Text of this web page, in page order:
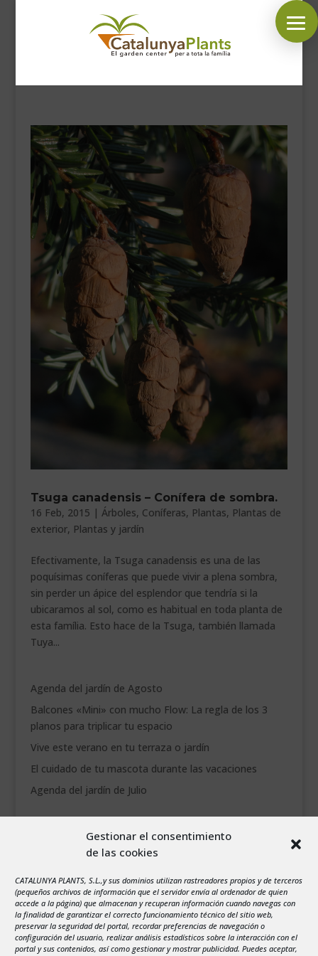
Gestionar el consentimiento
de las cookies
CATALUNYA PLANTS, S.L.,y sus dominios utilizan rastreadores propios y de terceros
(pequeños archivos de información que el servidor envía al ordenador de quien
accede a la página) que almacenan y recuperan información cuando navegas con
la finalidad de garantizar el correcto funcionamiento técnico del sitio web,
preservar la seguridad del portal, recordar preferencias de navegación o
configuración del usuario, realizar análisis estadísticos sobre la interacción con el
portal y sus contenidos, así como gestionar y mostrar publicidad. Puedes aceptar,
SÍGUENOS EN:
INICIO
PLANTAS
COMPLEMENTOS JARDÍN
MASCOTAS
DECORACIÓN
HORARIO GARDEN
CONTACTAR
___________________________
VEURE EN CATALÀ
Tsuga canadensis – Conífera de sombra.
16 Feb, 2015 | Árboles, Coníferas, Plantas, Plantas de
exterior, Plantas y jardín
Efectivamente, la Tsuga canadensis es una de las
poquísimas coníferas que puede vivir a plena sombra,
sin perder un ápice del esplendor que tendría si la
ubicaramos al sol, como es habitual en toda planta de
esta família. Esto hace de la Tsuga, también llamada
Tuya...
Agenda del jardín de Agosto
Balcones «Mini» con mucho Flow: La regla de los 3
planos para triplicar tu espacio
Vive este verano en tu terraza o jardín
El cuidado de tu mascota durante las vacaciones
Agenda del jardín de Julio
X J V S
3
4 5 6 7 8
9
10
11 12 13 14 15
16
17
18 19 20 21 22
23
24
25 26 27 28 29 30